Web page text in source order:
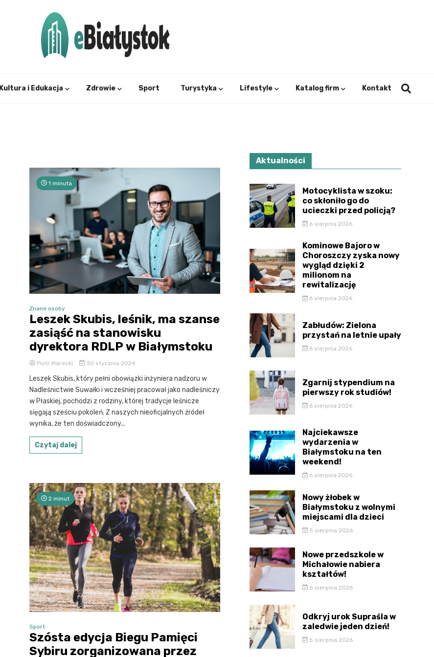
Kultura i Edukacja Zdrowie Sport Turystyka Lifestyle Katalog firm Kontakt
1 minuta
Znane osoby
Leszek Skubis, leśnik, ma szanse
zasiąść na stanowisku
dyrektora RDLP w Białymstoku
Piotr Marecki 30 stycznia 2024
Leszek Skubis, który pełni obowiązki inżyniera nadzoru w
Nadleśnictwie Suwałki i wcześniej pracował jako nadleśniczy
w Płaskiej, pochodzi z rodziny, której tradycje leśnicze
sięgają sześciu pokoleń. Z naszych nieoficjalnych źródeł
wynika, że ten doświadczony...
Czytaj dalej
2 minut
Sport
Szósta edycja Biegu Pamięci
Sybiru zorganizowana przez
Aktualności
Motocyklista w szoku:
co skłoniło go do
ucieczki przed policją?
6 sierpnia 2026
Kominowe Bajoro w
Choroszczy zyska nowy
wygląd dzięki 2
milionom na
rewitalizację
6 sierpnia 2026
Zabłudów: Zielona
przystań na letnie upały
6 sierpnia 2026
Zgarnij stypendium na
pierwszy rok studiów!
6 sierpnia 2026
Najciekawsze
wydarzenia w
Białymstoku na ten
weekend!
6 sierpnia 2026
Nowy żłobek w
Białymstoku z wolnymi
miejscami dla dzieci
5 sierpnia 2026
Nowe przedszkole w
Michałowie nabiera
kształtów!
5 sierpnia 2026
Odkryj urok Supraśla w
zaledwie jeden dzień!
5 sierpnia 2026